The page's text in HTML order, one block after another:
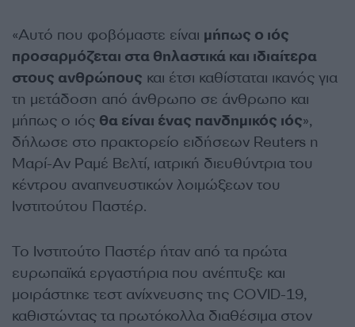
«Αυτό που φοβόμαστε είναι μήπως ο ιός
προσαρμόζεται στα θηλαστικά και ιδιαίτερα
στους ανθρώπους και έτσι καθίσταται ικανός για
τη μετάδοση από άνθρωπο σε άνθρωπο και
μήπως ο ιός θα είναι ένας πανδημικός ιός»,
δήλωσε στο πρακτορείο ειδήσεων Reuters η
Μαρί-Αν Ραμέ Βελτί, ιατρική διευθύντρια του
κέντρου αναπνευστικών λοιμώξεων του
Ινστιτούτου Παστέρ.
Το Ινστιτούτο Παστέρ ήταν από τα πρώτα
ευρωπαϊκά εργαστήρια που ανέπτυξε και
μοιράστηκε τεστ ανίχνευσης της COVID-19,
καθιστώντας τα πρωτόκολλα διαθέσιμα στον